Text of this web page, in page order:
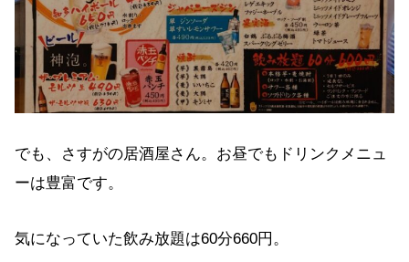
でも、さすがの居酒屋さん。お昼でもドリンクメニュ
ーは豊富です。
気になっていた飲み放題は60分660円。